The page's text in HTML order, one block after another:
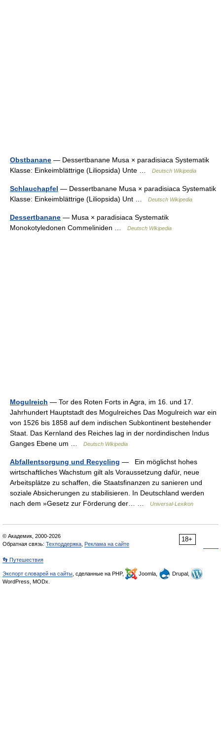
Obstbanane — Dessertbanane Musa × paradisiaca Systematik
Klasse: Einkeimblättrige (Liliopsida) Unte …
Deutsch Wikipedia
Schlauchapfel — Dessertbanane Musa × paradisiaca Systematik
Klasse: Einkeimblättrige (Liliopsida) Unt …
Deutsch Wikipedia
Dessertbanane — Musa × paradisiaca Systematik
Monokotyledonen Commeliniden …
Deutsch Wikipedia
Mogulreich — Tor des Roten Forts in Agra, im 16. und 17.
Jahrhundert Hauptstadt des Mogulreiches Das Mogulreich war ein
von 1526 bis 1858 auf dem indischen Subkontinent bestehender
Staat. Das Kernland des Reiches lag in der nordindischen Indus
Ganges Ebene um …
Deutsch Wikipedia
Abfallentsorgung und Recycling — Ein möglichst hohes
wirtschaftliches Wachstum gilt als Voraussetzung dafür, neue
Arbeitsplätze zu schaffen, die Staatsfinanzen zu sanieren und
soziale Absicherungen zu stabilisieren. In Deutschland werden
nach dem »Gesetz zur Förderung der… …
Universal-Lexikon
18+
© Академик, 2000-2026
Обратная связь: Техподдержка Реклама на сайте
👣 Путешествия
Экспорт словарей на сайты , сделанные на PHP, Joomla,
Drupal,
WordPress, MODx.